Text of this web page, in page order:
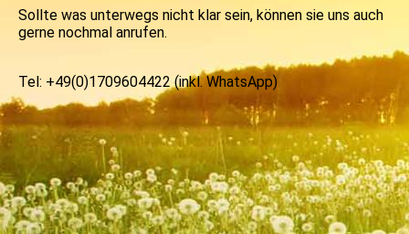
Sollte was unterwegs nicht klar sein, können sie uns auch
gerne nochmal anrufen.
Tel: +49(0)1709604422 (inkl. WhatsApp)